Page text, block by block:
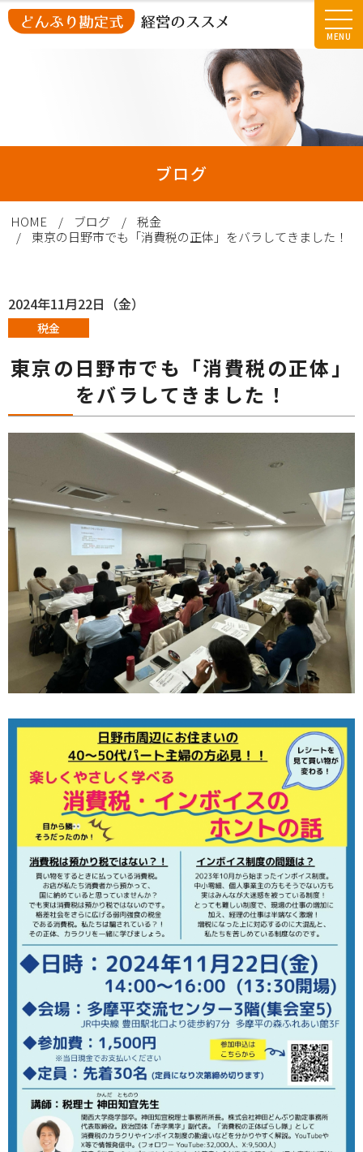
MENU
会社紹介
ブログ
HOME ブログ
税金
東京の日野市でも「消費税の正体」をバラしてきました！
2024年11月22日（金）
税金
東京の日野市でも「消費税の正体」
をバラしてきました！